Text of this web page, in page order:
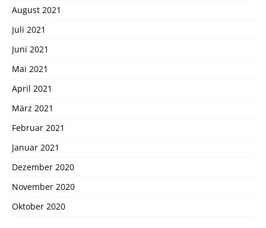
August 2021
Juli 2021
Juni 2021
Mai 2021
April 2021
März 2021
Februar 2021
Januar 2021
Dezember 2020
November 2020
Oktober 2020